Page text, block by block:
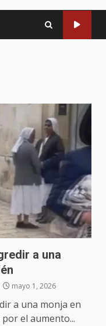
a una
mayo 1, 2026
a una monja en
el aumento...